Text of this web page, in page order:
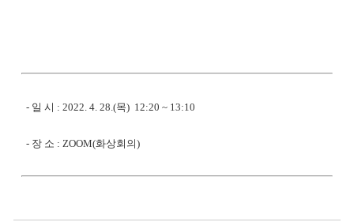
- 일 시 : 2022. 4. 28.(목) 12:20 ~ 13:10
- 장 소 : ZOOM(화상회의)